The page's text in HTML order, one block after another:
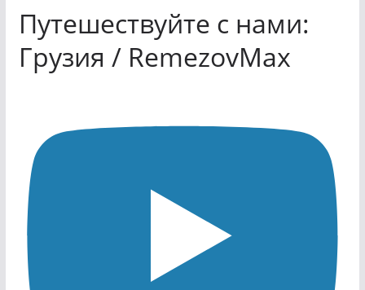
Путешествуйте с нами:
Грузия / RemezovMax